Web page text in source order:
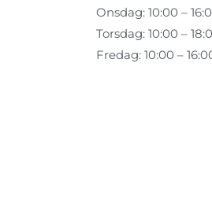
Onsdag: 10:00 –
Torsdag: 10:00 –
Fredag: 10:00 –